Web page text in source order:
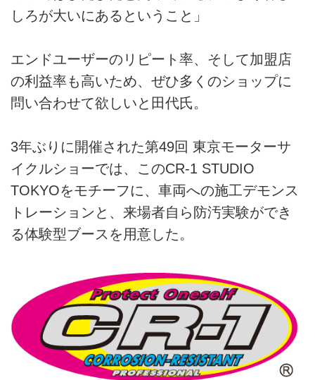
しろが大いにあるということ」
エンドユーザーのリピート率、そして加盟店
の利益率も高いため、ぜひ多くのショップに
問い合わせて欲しいと田代氏。
3年ぶりに開催された第49回 東京モーターサ
イクルショーでは、このCR-1 STUDIO
TOKYOをモチーフに、車両への施工デモンス
トレーションと、来場者自ら防汚実験ができ
る体験型ブースを用意した。